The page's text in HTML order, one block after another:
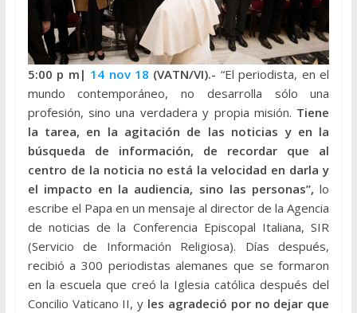
5:00 p m| 14 nov 18 (VATN/VI).- “El periodista, en el
mundo contemporáneo, no desarrolla sólo una
profesión, sino una verdadera y propia misión. Tiene
la tarea, en la agitación de las noticias y en la
búsqueda de información, de recordar que al
centro de la noticia no está la velocidad en darla y
el impacto en la audiencia, sino las personas”, lo
escribe el Papa en un mensaje al director de la Agencia
de noticias de la Conferencia Episcopal Italiana, SIR
(Servicio de Información Religiosa). Días después,
recibió a 300 periodistas alemanes que se formaron
en la escuela que creó la Iglesia católica después del
Concilio Vaticano II, y les agradeció por no dejar que